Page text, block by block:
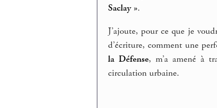
Saclay ».
J’ajoute, pour ce que je
d’écriture, comment une
la Défense, m’a amené à
circulation urbaine.